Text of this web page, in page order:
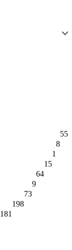
55
8
1
15
64
9
73
198
181